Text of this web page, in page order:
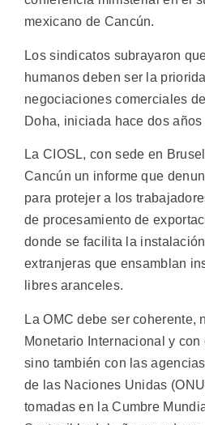
mexicano de Cancún.
Los sindicatos subrayaron
humanos deben ser la
negociaciones comerciales
Doha, iniciada hace dos
La CIOSL, con sede en
Cancún un informe que
para protejer a los
de procesamiento de
donde se facilita la
extranjeras que ensamblan
libres aranceles.
La OMC debe ser
Monetario Internacional y
sino también con las
de las Naciones Unidas
tomadas en la Cumbre